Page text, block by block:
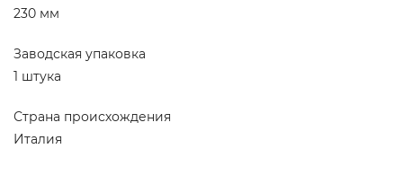
230 мм
Заводская упаковка
1 штука
Страна происхождения
Италия